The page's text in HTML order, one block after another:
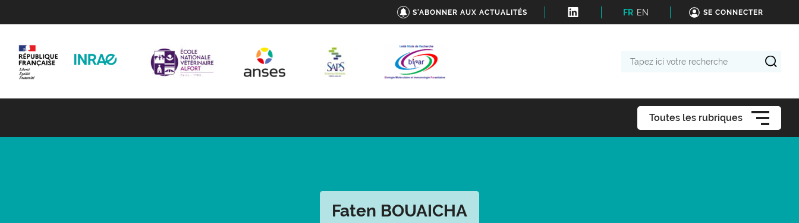
S'ABONNER AUX ACTUALITÉS FR EN SE CONNECTER
Toutes les rubriques
Faten BOUAICHA